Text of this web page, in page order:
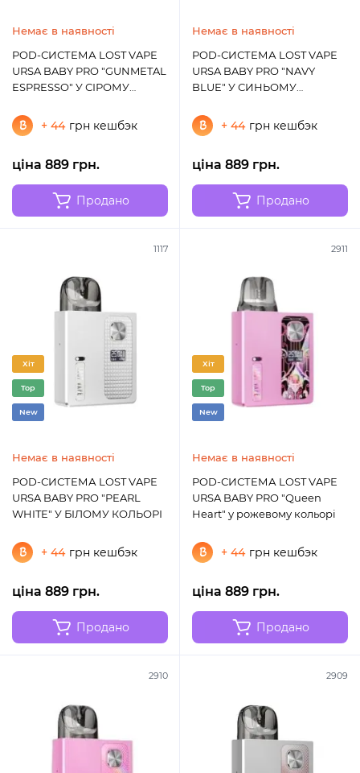
Немає в наявності
POD-СИСТЕМА LOST VAPE
URSA BABY PRO "GUNMETAL
ESPRESSO" У СІРОМУ
+ 44 грн кешбэк
ціна 889 грн.
Продано
Немає в наявності
POD-СИСТЕМА LOST VAPE
URSA BABY PRO "NAVY
BLUE" У СИНЬОМУ
+ 44 грн кешбэк
ціна 889 грн.
Продано
1117
Хіт
Top
New
Немає в наявності
POD-СИСТЕМА LOST VAPE
URSA BABY PRO "PEARL
WHITE" У БІЛОМУ КОЛЬОРІ
+ 44 грн кешбэк
ціна 889 грн.
Продано
2911
Хіт
Top
New
Немає в наявності
POD-СИСТЕМА LOST VAPE
URSA BABY PRO "Queen
Heart" у рожевому кольорі
+ 44 грн кешбэк
ціна 889 грн.
Продано
2910 2909